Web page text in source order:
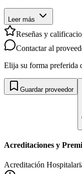
Leer más
Reseñas y
Contactar al
Elija su forma preferida
Guardar proveedor
Acreditaciones y
Acreditación